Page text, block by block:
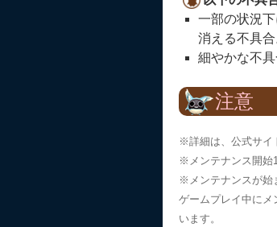
一部の状況
消える不具合
細やかな不具
注意
※詳細は、公式サイ
※メンテナンス開始
※メンテナンスが始
ゲームプレイ中にメ
います。